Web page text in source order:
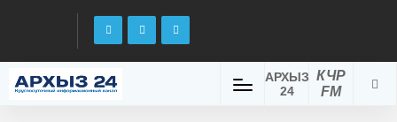
КЧР
FM
АРХЫЗ
24